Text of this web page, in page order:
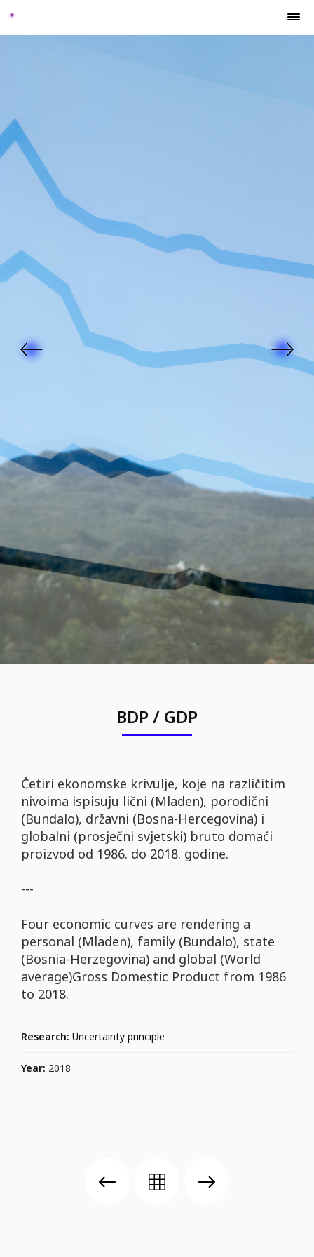
BDP / GDP
Četiri ekonomske krivulje, koje na različitim
nivoima ispisuju lični (Mladen), porodični
(Bundalo), državni (Bosna-Hercegovina) i
globalni (prosječni svjetski) bruto domaći
proizvod od 1986. do 2018. godine.
---
Four economic curves are rendering a
personal (Mladen), family (Bundalo), state
(Bosnia-Herzegovina) and global (World
average)Gross Domestic Product from 1986
to 2018.
Research: Uncertainty principle
Year: 2018